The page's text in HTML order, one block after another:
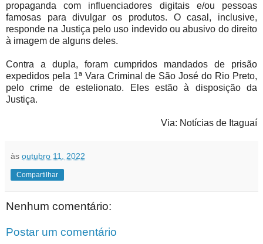
propaganda com influenciadores digitais e/ou pessoas
famosas para divulgar os produtos. O casal, inclusive,
responde na Justiça pelo uso indevido ou abusivo do direito
à imagem de alguns deles.
Contra a dupla, foram cumpridos mandados de prisão
expedidos pela 1ª Vara Criminal de São José do Rio Preto,
pelo crime de estelionato. Eles estão à disposição da
Justiça.
Via: Notícias de Itaguaí
às outubro 11, 2022
Compartilhar
Nenhum comentário:
Postar um comentário